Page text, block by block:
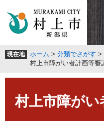
頭
す
飛
し
現在地 ホーム > 分類でさがす >
村上市障がい者計画等審
村上市障がい